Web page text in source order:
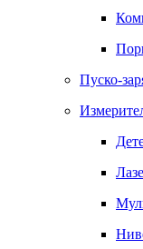
Пуско-